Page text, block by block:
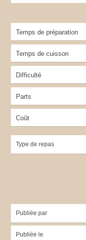
Temps de préparation
Temps de cuisson
Difficulté
Parts
Coût
Type de repas
Publiée par
Publiée le